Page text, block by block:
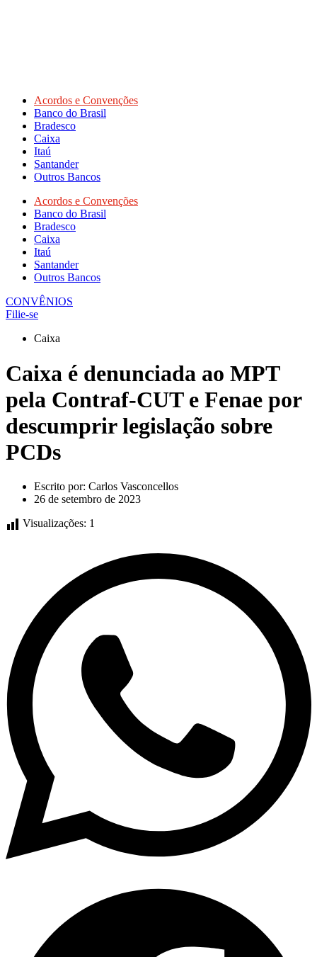
Acordos e Convenções
Banco do Brasil
Bradesco
Caixa
Itaú
Santander
Outros Bancos
Acordos e Convenções
Banco do Brasil
Bradesco
Caixa
Itaú
Santander
Outros Bancos
CONVÊNIOS
Filie-se
Caixa
Caixa é denunciada ao MPT
pela Contraf-CUT e Fenae por
descumprir legislação sobre
PCDs
Escrito por: Carlos Vasconcellos
26 de setembro de 2023
Visualizações: 1